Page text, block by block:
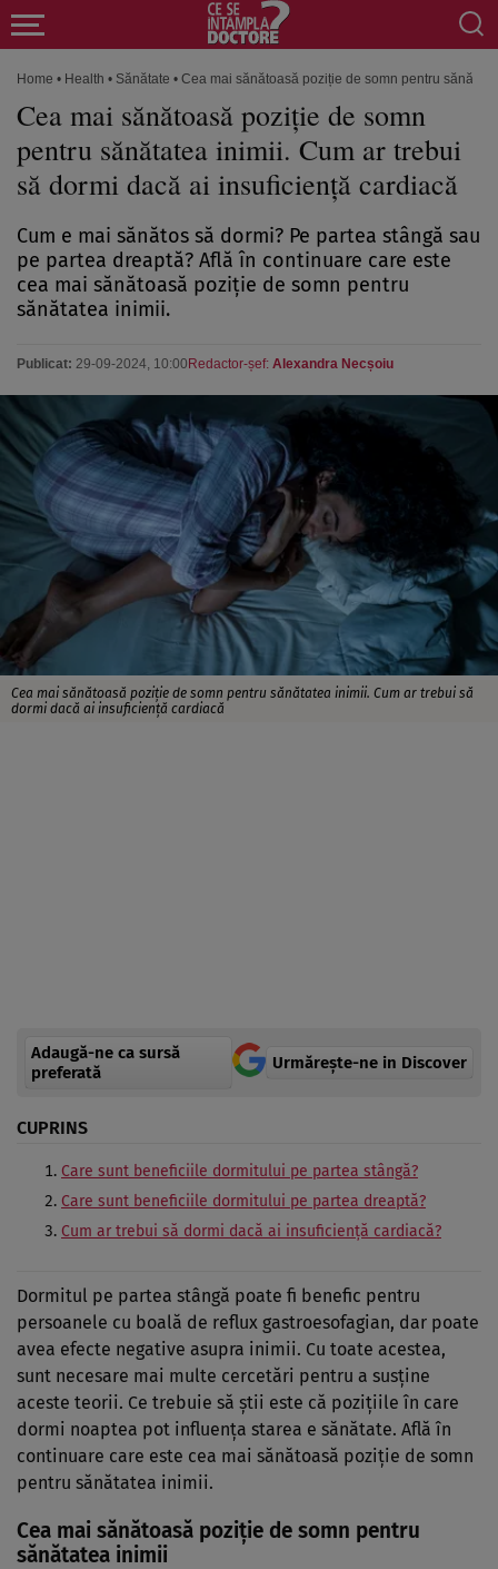
Home • Health • Sănătate • Cea mai sănătoasă poziție de somn pentru
Cea mai sănătoasă poziție de somn
pentru sănătatea inimii. Cum ar trebui
să dormi dacă ai insuficiență cardiacă
Cum e mai sănătos să dormi? Pe partea stângă sau
pe partea dreaptă? Află în continuare care este
cea mai sănătoasă poziție de somn pentru
sănătatea inimii.
Publicat: 29-09-2024, 10:00 Redactor-șef: Alexandra Necșoiu
Cea mai sănătoasă poziție de somn pentru sănătatea inimii. Cum ar trebui să
dormi dacă ai insuficiență cardiacă
Adaugă-ne ca sursă
preferată
Urmărește-ne in Discover
CUPRINS
Care sunt beneficiile dormitului pe partea stângă?
Care sunt beneficiile dormitului pe partea dreaptă?
Cum ar trebui să dormi dacă ai insuficiență cardiacă?
Dormitul pe partea stângă poate fi benefic pentru
persoanele cu boală de reflux gastroesofagian, dar poate
avea efecte negative asupra inimii. Cu toate acestea,
sunt necesare mai multe cercetări pentru a susține
aceste teorii. Ce trebuie să știi este că pozițiile în care
dormi noaptea pot influența starea e sănătate. Află în
continuare care este cea mai sănătoasă poziție de somn
pentru sănătatea inimii.
Cea mai sănătoasă poziție de somn pentru
sănătatea inimii